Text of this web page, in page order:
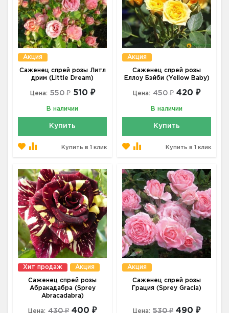
Акция
Саженец спрей розы Литл
дрим (Little Dream)
Цена: 550 ₽ 510 ₽
В наличии
Купить
Купить в 1 клик
Акция
Саженец спрей розы
Еллоу Бэйби (Yellow Baby)
Цена: 450 ₽ 420 ₽
В наличии
Купить
Купить в 1 клик
Хит продаж Акция
Саженец спрей розы
Абракадабра (Sprey
Abracadabra)
Цена: 430 ₽ 400 ₽
Акция
Саженец спрей розы
Грация (Sprey Gracia)
Цена: 530 ₽ 490 ₽